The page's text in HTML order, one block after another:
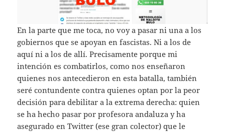
En la parte que me toca, no voy a pasar ni una a los
gobiernos que se apoyan en fascistas. Ni a los de
aquí ni a los de allí. Precisamente porque mi
intención es combatirlos, como nos enseñaron
quienes nos antecedieron en esta batalla, también
seré contundente contra quienes optan por la peor
decisión para debilitar a la extrema derecha: quien
se ha hecho pasar por profesora andaluza y ha
asegurado en Twitter (ese gran colector) que le